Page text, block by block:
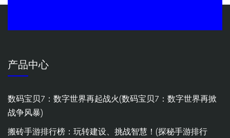
产品中心
数码宝贝7：数字世界再起战火(数码宝贝7：数字世界再掀
战争风暴)
搬砖手游排行榜：玩转建设、挑战智慧！(探秘手游排行